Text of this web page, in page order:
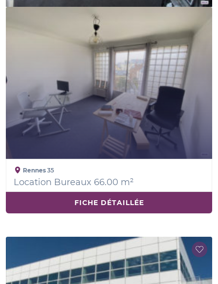
Rennes 35
Location Bureaux 66.00 m²
FICHE DÉTAILLÉE